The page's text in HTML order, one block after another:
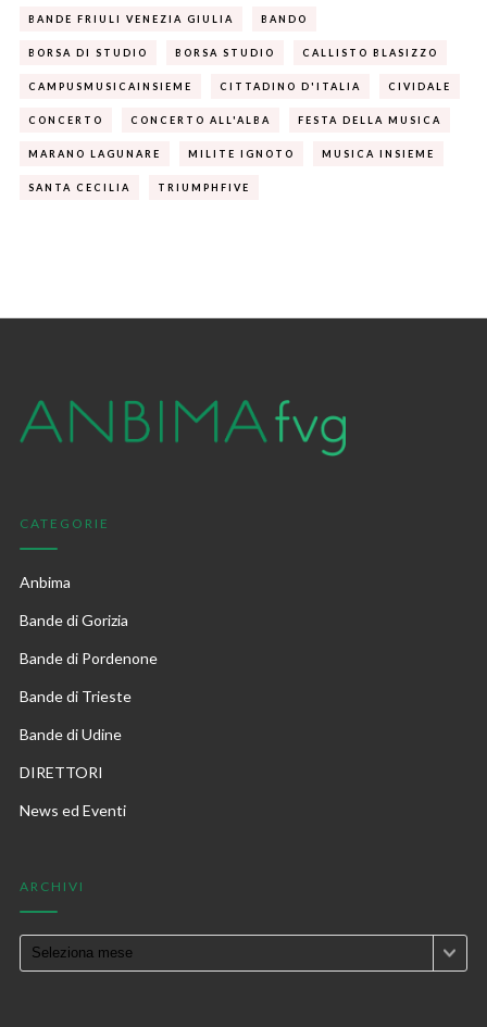
BANDE FRIULI VENEZIA GIULIA BANDO
BORSA DI STUDIO BORSA STUDIO CALLISTO BLASIZZO
CAMPUSMUSICAINSIEME CITTADINO D'ITALIA CIVIDALE
CONCERTO CONCERTO ALL'ALBA FESTA DELLA MUSICA
MARANO LAGUNARE MILITE IGNOTO MUSICA INSIEME
SANTA CECILIA TRIUMPHFIVE
CATEGORIE
Anbima
Bande di Gorizia
Bande di Pordenone
Bande di Trieste
Bande di Udine
DIRETTORI
News ed Eventi
ARCHIVI